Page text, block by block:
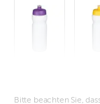
Bitte beachten Sie,